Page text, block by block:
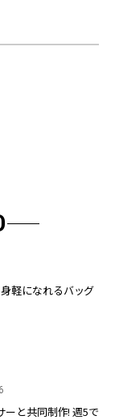
軽になれるバッグ
ーと共同制作! 週5で